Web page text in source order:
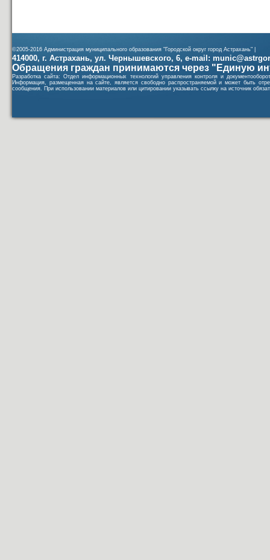
©2005-2016 Администрация муниципального образования "Городской округ город Астрахань" |
414000, г. Астрахань, ул. Чернышевского, 6, e-mail:
Обращения граждан принимаются через "Единую
Разработка сайта: Отдел информационных технологий управления контроля и
Информация, размещенная на сайте, является свободно распространяемой и может быть
сообщения. При использовании материалов или цитировании указывать ссылку на источник